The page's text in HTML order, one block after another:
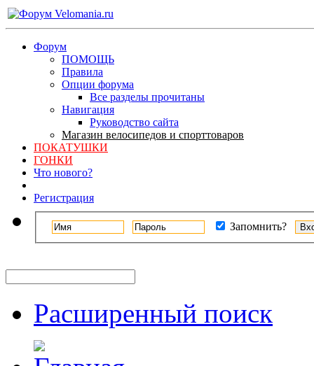
Форум
ПОМОЩЬ
Правила
Опции форума
Все разделы прочитаны
Навигация
Руководство сайта
Магазин велосипедов и спорттоваров
ПОКАТУШКИ
ГОНКИ
Что нового?
Регистрация
Запомнить?
Расширенный поиск